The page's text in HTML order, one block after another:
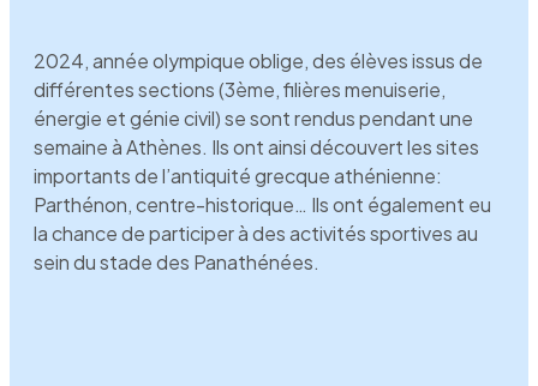
2024, année olympique oblige, des élèves issus de
différentes sections (3ème, filières menuiserie,
énergie et génie civil) se sont rendus pendant une
semaine à Athènes. Ils ont ainsi découvert les sites
importants de l’antiquité grecque athénienne:
Parthénon, centre-historique… Ils ont également eu
la chance de participer à des activités sportives au
sein du stade des Panathénées.